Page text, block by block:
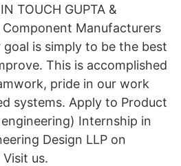
TOUCH GUPTA &
Component Manufacturers
goal is simply to be the best
This is accomplished
pride in our work
systems. Apply to Product
Internship in
Design LLP on
us.